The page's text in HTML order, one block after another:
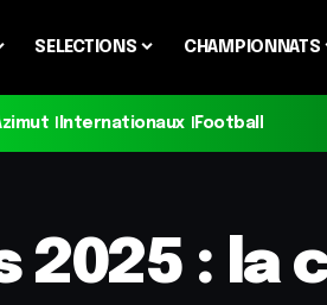
SELECTIONS CHAMPIONNATS
Internationaux Football
2025 : la